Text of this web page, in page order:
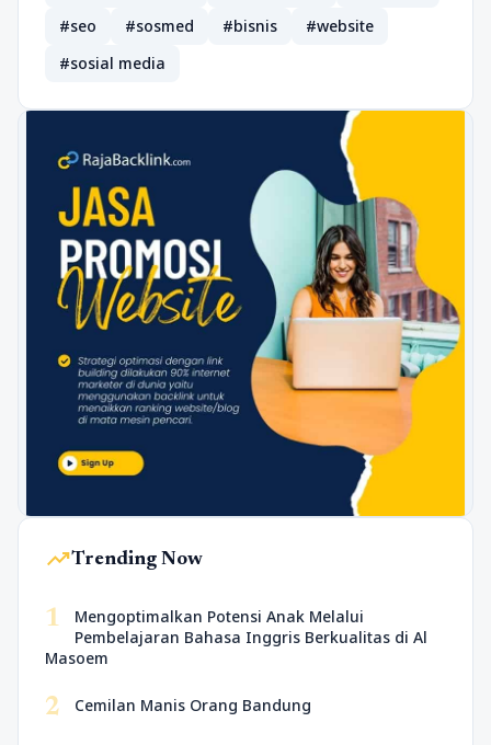
#seo
#sosmed #bisnis
#website
#sosial media
trending_upTrending Now
1
Mengoptimalkan Potensi Anak Melalui
Pembelajaran Bahasa Inggris Berkualitas di Al
Masoem
2 Cemilan Manis Orang Bandung